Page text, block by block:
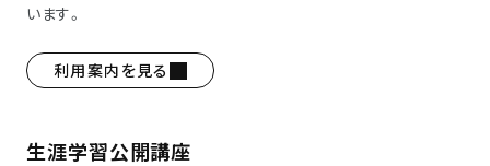
います。
利用案内を見る
生涯学習公開講座